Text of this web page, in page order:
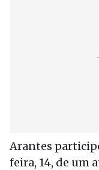
Arantes
feira, 14, de um